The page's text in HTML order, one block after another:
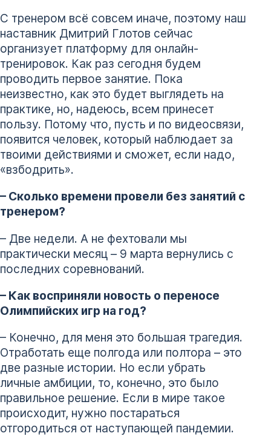
С тренером всё совсем иначе, поэтому наш
наставник Дмитрий Глотов сейчас
организует платформу для онлайн-
тренировок. Как раз сегодня будем
проводить первое занятие. Пока
неизвестно, как это будет выглядеть на
практике, но, надеюсь, всем принесет
пользу. Потому что, пусть и по видеосвязи,
появится человек, который наблюдает за
твоими действиями и сможет, если надо,
«взбодрить».
– Сколько времени провели без занятий с
тренером?
– Две недели. А не фехтовали мы
практически месяц – 9 марта вернулись с
последних соревнований.
– Как восприняли новость о переносе
Олимпийских игр на год?
– Конечно, для меня это большая трагедия.
Отработать еще полгода или полтора – это
две разные истории. Но если убрать
личные амбиции, то, конечно, это было
правильное решение. Если в мире такое
происходит, нужно постараться
отгородиться от наступающей пандемии.